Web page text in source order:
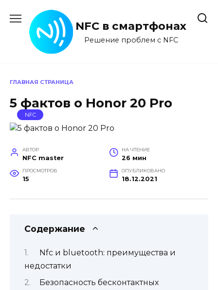
содержанию
NFC в смартфонах
Решение проблем с NFC
ГЛАВНАЯ СТРАНИЦА
5 фактов о Honor 20 Pro
NFC
АВТОР
NFC master
НА ЧТЕНИЕ
26 мин
ПРОСМОТРОВ
15
ОПУБЛИКОВАНО
18.12.2021
Содержание
Nfc и bluetooth: преимущества и
недостатки
Безопасность бесконтактных